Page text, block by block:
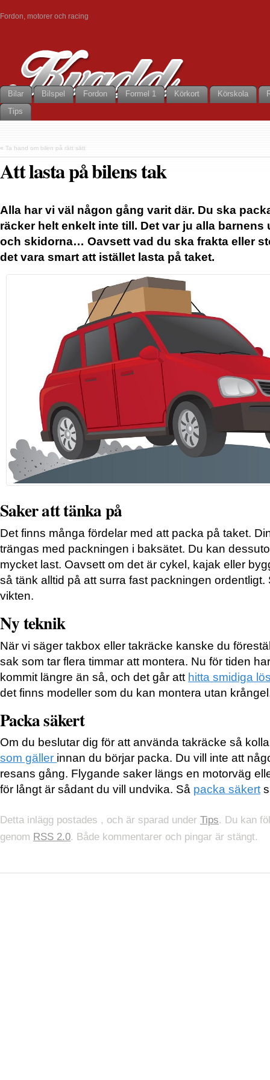
Fordon, motorer och racing
Bilar Bilspel Fordon Formel 1 Körkort Körskola
Tips
« Ta hand om bilen på rätt sätt
Att lasta på bilens tak
Alla har vi väl någon gång varit där. Du ska
räcker helt enkelt inte till. Det var ju alla barnens
och skidorna… Oavsett vad du ska frakta eller
det vara smart att istället lasta på taket.
Saker att tänka på
Det finns många fördelar med att packa på taket.
trängas med packningen i baksätet. Du kan
mycket last. Oavsett om det är cykel, kajak eller
så tänk alltid på att surra fast packningen ordentligt.
vikten.
Ny teknik
När vi säger takbox eller takräcke kanske du
sak som tar flera timmar att montera. Nu för tiden
kommit längre än så, och det går att hitta smidiga
det finns modeller som du kan montera utan
Packa säkert
Om du beslutar dig för att använda takräcke så
som gäller innan du börjar packa. Du vill inte att
resans gång. Flygande saker längs en motorväg
för långt är sådant du vill undvika. Så packa säkert
Detta inlägg postades , och är sparad under Tips. Du kan
genom RSS 2.0. Både kommentarer och pingar är stängt.